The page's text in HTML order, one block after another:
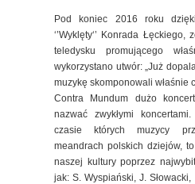
Pod koniec 2016 roku
‘’Wyklęty‘’ Konrada Łęckiego,
teledysku promującego
wykorzystano utwór: „Już
muzykę skomponowali właśnie
Contra Mundum dużo
nazwać zwykłymi
czasie których muzycy
meandrach polskich dziejów,
naszej kultury poprzez
jak: S. Wyspiański, J.